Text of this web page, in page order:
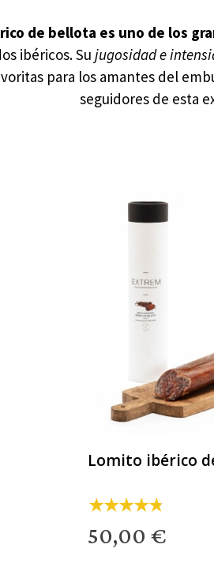
de bellota es uno de los
ibéricos. Su jugosidad e
para los amantes del
seguidores de esta
Lomito ibérico
50,00 €